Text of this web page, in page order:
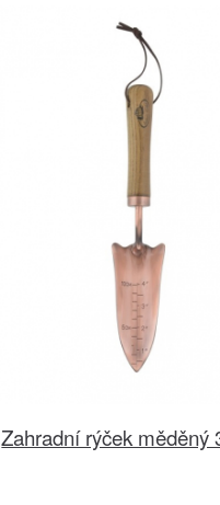
Zahradní rýček měděný